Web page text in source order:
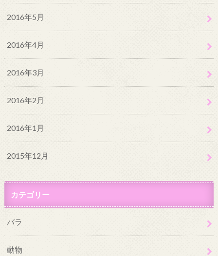
2016年5月
2016年4月
2016年3月
2016年2月
2016年1月
2015年12月
カテゴリー
バラ
動物